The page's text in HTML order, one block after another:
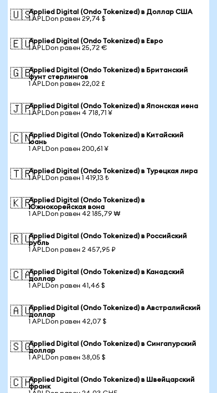
🇺🇸Applied Digital (Ondo Tokenized) в Доллар США
1 APLDon равен 29,74 $
🇪🇺Applied Digital (Ondo Tokenized) в Евро
1 APLDon равен 25,72 €
🇬🇧Applied Digital (Ondo Tokenized) в Британский
фунт стерлингов
1 APLDon равен 22,02 £
🇯🇵Applied Digital (Ondo Tokenized) в Японская иена
1 APLDon равен 4 718,71 ¥
🇨🇳Applied Digital (Ondo Tokenized) в Китайский
юань
1 APLDon равен 200,61 ¥
🇹🇷Applied Digital (Ondo Tokenized) в Турецкая лира
1 APLDon равен 1 419,13 ₺
🇰🇷Applied Digital (Ondo Tokenized) в
Южнокорейская вона
1 APLDon равен 42 185,79 ₩
🇷🇺Applied Digital (Ondo Tokenized) в Российский
рубль
1 APLDon равен 2 457,95 ₽
🇨🇦Applied Digital (Ondo Tokenized) в Канадский
доллар
1 APLDon равен 41,46 $
🇦🇺Applied Digital (Ondo Tokenized) в Австралийский
доллар
1 APLDon равен 42,07 $
🇸🇬Applied Digital (Ondo Tokenized) в Сингапурский
доллар
1 APLDon равен 38,05 $
🇨🇭Applied Digital (Ondo Tokenized) в Швейцарский
франк